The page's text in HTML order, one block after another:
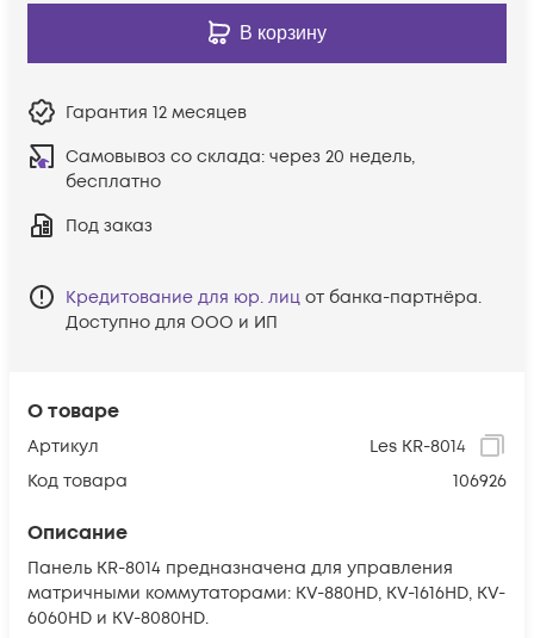
О товаре
Артикул
Les KR-8014
Код товара
106926
Описание
Панель KR-8014 предназначена для управления
матричными коммутаторами: KV-880HD, KV-1616HD, KV-
6060HD и KV-8080HD.
В корзину
Гарантия 12 месяцев
Самовывоз со склада: через 20 недель,
бесплатно
Под заказ
Кредитование для юр. лиц от банка-партнёра.
Доступно для ООО и ИП